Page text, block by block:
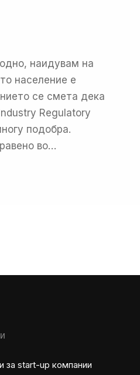
наидувам на
население е
се смета дека
Regulatory
подобра.
во…
за start-up компании